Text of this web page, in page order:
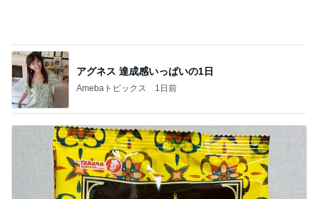
アグネス 達成感いっぱいの1日
Amebaトピックス 1日前